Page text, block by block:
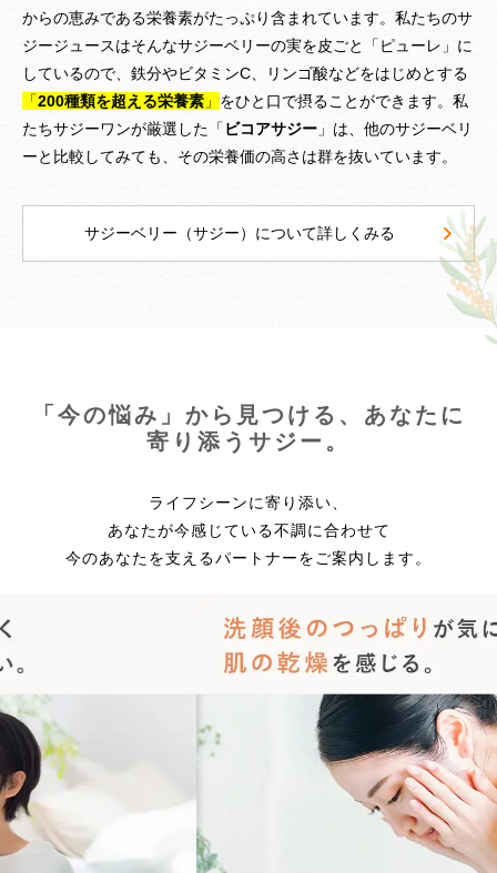
からの恵みである栄養素がたっぷり含まれています。私たちのサ
ジージュースはそんなサジーベリーの実を皮ごと「ピューレ」に
しているので、鉄分やビタミンC、リンゴ酸などをはじめとする
「200種類を超える栄養素 」 をひと口で摂ることができます。私
たちサジーワンが厳選した「 ビコアサジー 」は、他のサジーベリ
ーと比較してみても、その栄養価の高さは群を抜いています。
サジーベリー（サジー）について詳しくみる
「今の悩み」から見つける、あなたに
寄り添うサジー。
ライフシーンに寄り添い、
あなたが今感じている不調に合わせて
今のあなたを支えるパートナーをご案内します。